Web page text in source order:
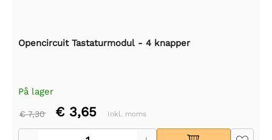
Opencircuit Tastaturmodul - 4 knapper
På lager
€ 7,30 € 3,65 Inkl. moms